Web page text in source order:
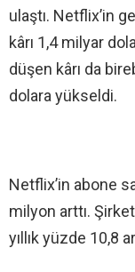
ulaştı. Netflix’in
kârı 1,4 milyar
düşen kârı da
dolara yükseldi.
Netflix’in abone
milyon arttı.
yıllık yüzde 10,8